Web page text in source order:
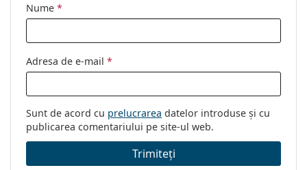
Nume *
Adresa de e-mail *
Sunt de acord cu prelucrarea datelor introduse și cu
publicarea comentariului pe site-ul web.
Trimiteți